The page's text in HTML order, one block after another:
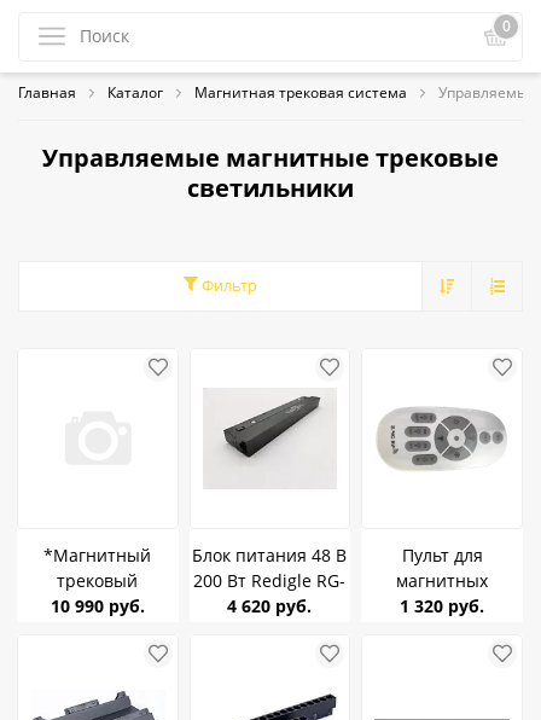
0
Главная Каталог Магнитная трековая система Управляемые
Управляемые магнитные трековые
светильники
Фильтр
*Магнитный
трековый
светильник
2700-6000K 12Вт
TR212-4-12WTW-
10 990 руб.
Блок питания 48 В
200 Вт Redigle RG-
CXDY-200W-48V
4 620 руб.
Пульт для
магнитных
диммируемых
Redigle RG-CXYK01
1 320 руб.